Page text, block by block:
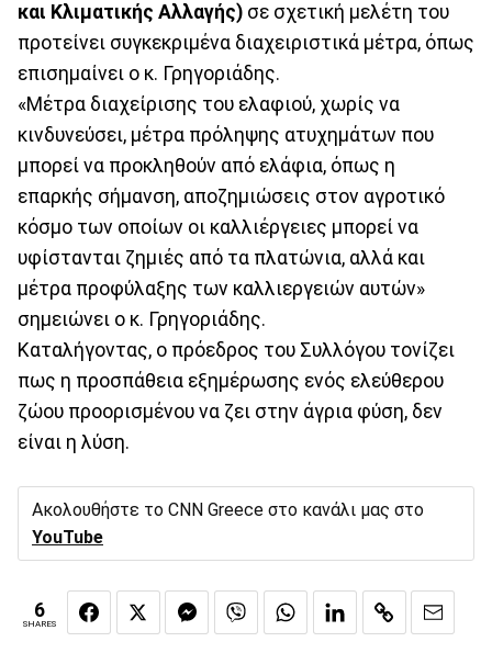
και Κλιματικής Αλλαγής) σε σχετική μελέτη του
προτείνει συγκεκριμένα διαχειριστικά μέτρα, όπως
επισημαίνει ο κ. Γρηγοριάδης.
«Μέτρα διαχείρισης του ελαφιού, χωρίς να
κινδυνεύσει, μέτρα πρόληψης ατυχημάτων που
μπορεί να προκληθούν από ελάφια, όπως η
επαρκής σήμανση, αποζημιώσεις στον αγροτικό
κόσμο των οποίων οι καλλιέργειες μπορεί να
υφίστανται ζημιές από τα πλατώνια, αλλά και
μέτρα προφύλαξης των καλλιεργειών αυτών»
σημειώνει ο κ. Γρηγοριάδης.
Καταλήγοντας, ο πρόεδρος του Συλλόγου τονίζει
πως η προσπάθεια εξημέρωσης ενός ελεύθερου
ζώου προορισμένου να ζει στην άγρια φύση, δεν
είναι η λύση.
Ακολουθήστε το CNN Greece στο κανάλι μας στο
YouTube
6
SHARES